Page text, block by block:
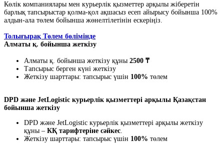
Көлік компаниялары мен курьерлік қызметтер арқылы жіберетін
барлық тапсырыстар қолма-қол ақшасыз есеп айырысу бойынша 100%
алдын-ала төлем бойынша жөнелтілетінін ескеріңіз.
Толығырақ Төлем бөлімінде
Алматы қ. бойынша жеткізу
Алматы қ. бойынша жеткізу құны 2500 ₸
Тапсырыс берген күні жеткізу
Жеткізу шарттары: тапсырыс үшін 100% төлем
DPD және JetLogistic курьерлік қызметтері арқылы Қазақстан
бойынша жеткізу
DPD және JetLogistic курьерлік қызметтері арқылы жеткізу
құны – КҚ тарифтеріне сәйкес.
Жеткізу шарттары: тапсырыс үшін 100% төлем